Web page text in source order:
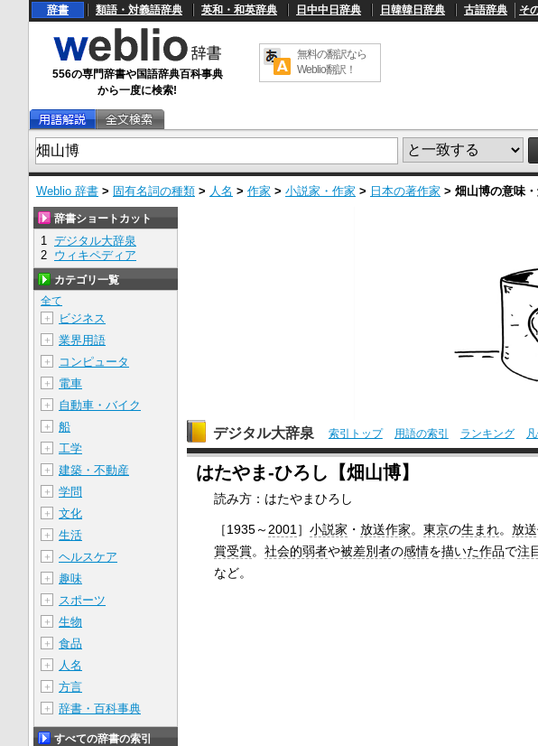
辞書 類語・対義語辞典 英和・和英辞典 日中中日辞典 日韓韓日辞典 古語辞典 そ
556の専門辞書や国語辞典百科事典
から一度に検索!
無料の翻訳なら
Weblio翻訳！
Weblio 辞書 > 固有名詞の種類 > 人名 > 作家 > 小説家・作家 > 日本の著作家 > 畑山博の意味
デジタル大辞泉 索引トップ 用語の索引 ランキング
はたやま‐ひろし【畑山博】
読み方：はたやまひろし
［1935～ 2001 ］小説家 ・放送作家。東京の生まれ。放
賞受賞。社会的弱者や被差別者の感情を描いた作品で注
など。
辞書ショートカット
1 デジタル大辞泉
2 ウィキペディア
カテゴリ一覧
全て
＋
ビジネス
＋ 業界用語
＋ コンピュータ
＋ 電車
＋ 自動車・バイク
＋ 船
＋ 工学
＋ 建築・不動産
＋ 学問
＋ 文化
＋ 生活
＋ ヘルスケア
＋ 趣味
＋ スポーツ
＋ 生物
＋ 食品
＋ 人名
＋ 方言
＋ 辞書・百科事典
すべての辞書の索引